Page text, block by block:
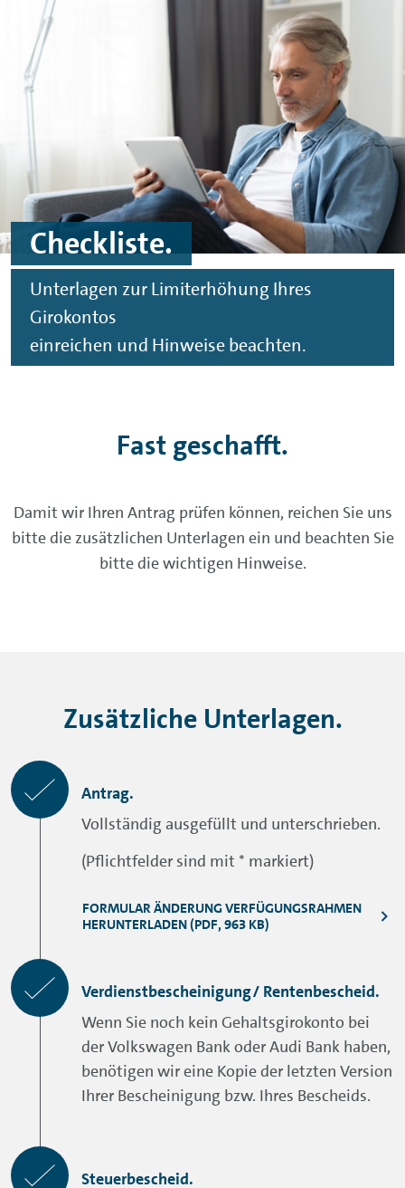
Spinge zu Hauptinhalten
Springe zu Footer
Checkliste.
Unterlagen zur Limiterhöhung Ihres
Girokontos
einreichen und Hinweise beachten.
Fast geschafft.
Damit wir Ihren Antrag prüfen können, reichen Sie uns
bitte die zusätzlichen Unterlagen ein und beachten Sie
bitte die wichtigen Hinweise.
Zusätzliche Unterlagen.
Antrag.
Vollständig ausgefüllt und unterschrieben.
(Pflichtfelder sind mit * markiert)
FORMULAR ÄNDERUNG VERFÜGUNGSRAHMEN
HERUNTERLADEN (PDF, 963 KB)
Verdienstbescheinigung/ Rentenbescheid.
Wenn Sie noch kein Gehaltsgirokonto bei
der Volkswagen Bank oder Audi Bank haben,
benötigen wir eine Kopie der letzten Version
Ihrer Bescheinigung bzw. Ihres Bescheids.
Steuerbescheid.